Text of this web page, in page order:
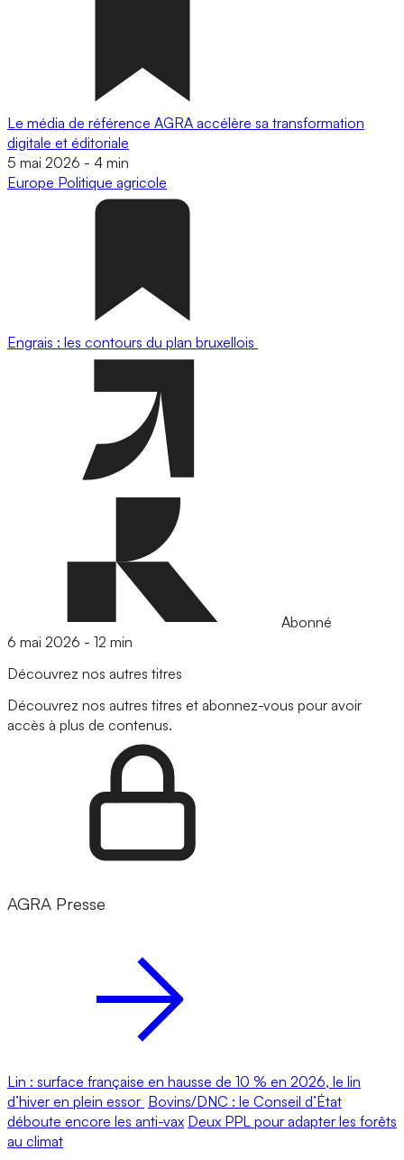
Le média de référence AGRA accélère sa transformation
digitale et éditoriale
5 mai 2026 - 4 min
Europe Politique agricole
Engrais : les contours du plan bruxellois
Abonné
6 mai 2026 - 12 min
Découvrez nos autres titres
Découvrez nos autres titres et abonnez-vous pour avoir
accès à plus de contenus.
AGRA Presse
Lin : surface française en hausse de 10 % en 2026, le lin
d’hiver en plein essor Bovins/DNC : le Conseil d’État
déboute encore les anti-vax Deux PPL pour adapter les forêts
au climat